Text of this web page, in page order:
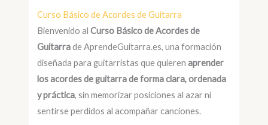
Curso Básico de Acordes de Guitarra
Bienvenido alCurso Básico de Acordes de
Guitarrade AprendeGuitarra.es, una formación
diseñada para guitarristas que quierenaprender
los acordes de guitarra de forma clara, ordenada
y práctica, sin memorizar posiciones al azar ni
sentirse perdidos al acompañar canciones.